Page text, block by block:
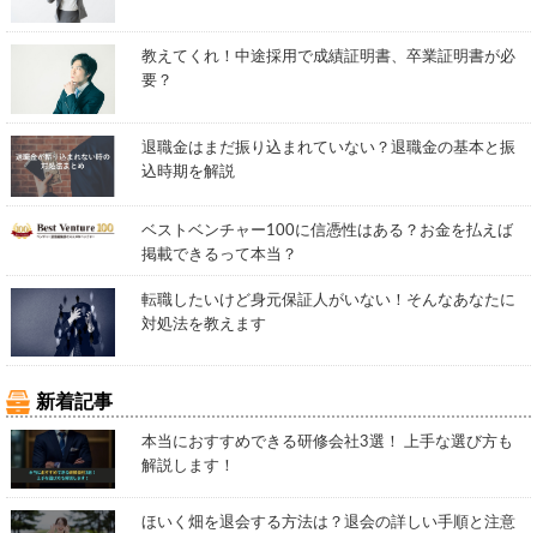
教えてくれ！中途採用で成績証明書、卒業証明書が必
要？
退職金はまだ振り込まれていない？退職金の基本と振
込時期を解説
ベストベンチャー100に信憑性はある？お金を払えば
掲載できるって本当？
転職したいけど身元保証人がいない！そんなあなたに
対処法を教えます
新着記事
本当におすすめできる研修会社3選！ 上手な選び方も
解説します！
ほいく畑を退会する方法は？退会の詳しい手順と注意